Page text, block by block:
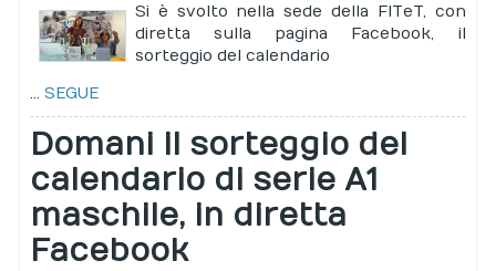
Si è svolto nella sede della FITeT, con
diretta sulla pagina Facebook, il
sorteggio del calendario
...SEGUE
Domani il sorteggio del
calendario di serie A1
maschile, in diretta
Facebook